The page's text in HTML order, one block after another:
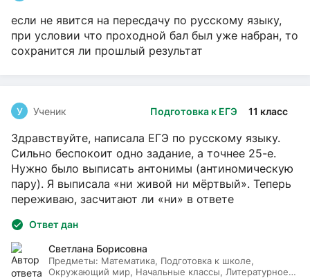
если не явится на пересдачу по русскому языку,
при условии что проходной бал был уже набран, то
сохранится ли прошлый результат
Подготовка к ЕГЭ 11 класс
У Ученик
Здравствуйте, написала ЕГЭ по русскому языку.
Сильно беспокоит одно задание, а точнее 25-е.
Нужно было выписать антонимы (антиномическую
пару). Я выписала «ни живой ни мёртвый». Теперь
переживаю, засчитают ли «ни» в ответе
Ответ дан
Светлана Борисовна
Предметы: Математика, Подготовка к школе,
Окружающий мир, Начальные классы, Литературное